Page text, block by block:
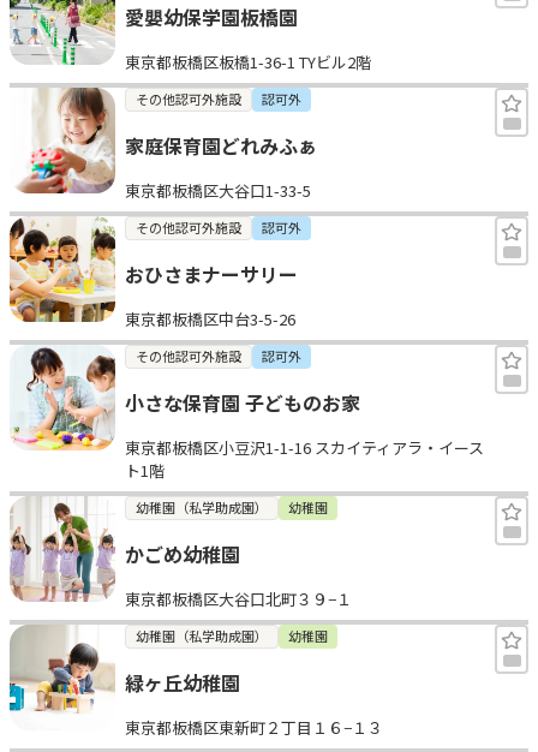
愛嬰幼保学園板橋園
東京都板橋区板橋1-36-1 TYビル2階
その他認可外施設 認可外
家庭保育園どれみふぁ
東京都板橋区大谷口1-33-5
その他認可外施設 認可外
おひさまナーサリー
東京都板橋区中台3-5-26
その他認可外施設 認可外
小さな保育園 子どものお家
東京都板橋区小豆沢1-1-16 スカイティアラ・イース
ト1階
幼稚園（私学助成園） 幼稚園
かごめ幼稚園
東京都板橋区大谷口北町３９−１
幼稚園（私学助成園） 幼稚園
緑ヶ丘幼稚園
東京都板橋区東新町２丁目１６−１３